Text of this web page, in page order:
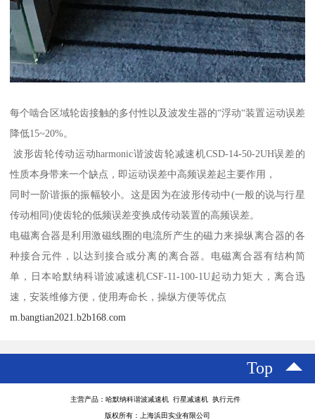
每个啮合区域轮齿接触的多付性以及波发生器的“浮动“装置运动误差
降低15~20%。
波形齿轮传动运动harmonic谐波齿轮减速机CSD-14-50-2UH误差的
性质本身带来一个缺点，即运动误差中高频误差起主要作用，
同时一阶谐振的振幅较小。这是因为在波形传动中(一般的说与行星
传动相同)使齿轮的低频误差变换成传动装置的高频误差。
电磁离合器是利用激磁线圈的电流所产生的磁力来操纵离合器的各
种接合元件，以达到接合或分离的离合器。电磁离合器有结构简
单，日本哈默纳科谐波减速机CSF-11-100-1U起动力矩大，离合迅
速，安装维修方便，使用寿命长，操纵方便等优点
m.bangtian2021.b2b168.com
Top
主营产品：哈默纳科谐波减速机 行星减速机 执行元件
版权所有：上海浜田实业有限公司